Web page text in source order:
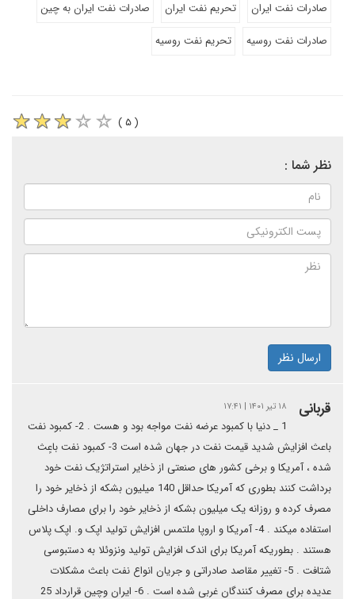
صادرات نفت ایران تحریم نفت ایران
صادرات نفت ایران به چین
صادرات نفت روسیه
تحریم نفت روسیه
( ۵ )
نظر شما :
ارسال نظر
قربانی ۱۸ تیر ۱۴۰۱ | ۱۷:۴۱
1 _ دنیا با کمبود عرضه نفت مواجه بود و هست . 2- کمبود نفت
باعث افزایش شدید قیمت نفت در جهان شده است 3- کمبود نفت باعٍث
شده ، آمریکا و برخی کشور های صنعتی از ذخایر استراتژیک نفت خود
برداشت کنند بطوری که آمریکا حداقل 140 میلیون بشکه از ذخایر خود را
مصرف کرده و روزانه یک میلیون بشکه از ذخایر خود را برای مصارف داخلی
استفاده میکند . 4- آمریکا و اروپا ملتمس افزایش تولید اپک و. اپک پلاس
هستند . بطوریکه آمریکا برای اندک افزایش تولید ونزوئلا به دستبوسی
شتافت . 5- تغییر مقاصد صادراتی و جریان انواع نفت باعث مشکلات
عدیده برای مصرف کنندگان غربی شده است . 6- ایران وچین قرارداد 25